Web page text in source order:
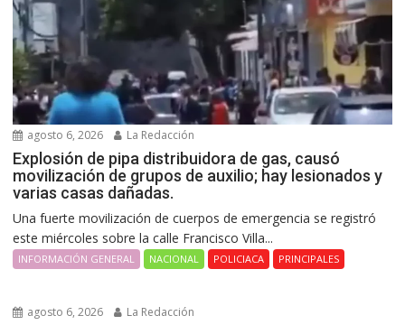
agosto 6, 2026 La Redacción
Explosión de pipa distribuidora de gas, causó
movilización de grupos de auxilio; hay lesionados y
varias casas dañadas.
Una fuerte movilización de cuerpos de emergencia se registró
este miércoles sobre la calle Francisco Villa...
INFORMACIÓN GENERAL NACIONAL POLICIACA PRINCIPALES
agosto 6, 2026 La Redacción